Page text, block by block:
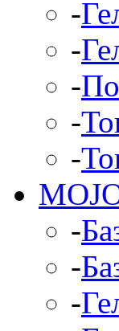
-
-
-
-
-
-
-
-